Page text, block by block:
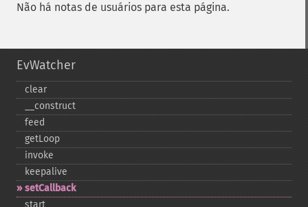
Não há notas de usuários para esta página.
EvWatcher
clear
_​_​construct
feed
getLoop
invoke
keepalive
setCallback
start